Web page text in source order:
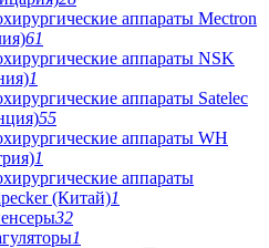
аппараты Mectron
61
аппараты NSK
1
аппараты Satelec
55
аппараты WH
1
аппараты
(Китай)1
32
1